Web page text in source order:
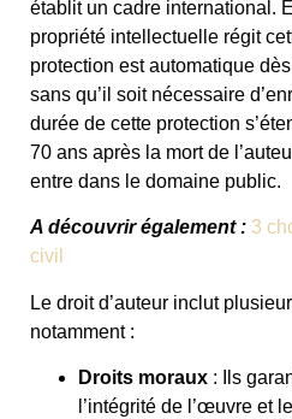
établit un cadre international.
propriété intellectuelle régit
protection est automatique
sans qu’il soit nécessaire
durée de cette protection
70 ans après la mort de
entre dans le domaine public.
A découvrir également : 3
civil
Le droit d’auteur inclut
notamment :
Droits moraux : Ils
l’intégrité de l’œuvre et